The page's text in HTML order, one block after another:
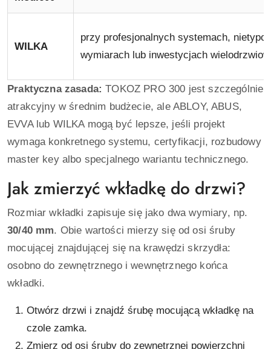
WILKA
przy profesjonalnych systemach,
wymiarach lub inwestycjach
Praktyczna zasada: TOKOZ PRO 300 jest szczególnie
atrakcyjny w średnim budżecie, ale ABLOY, ABUS,
EVVA lub WILKA mogą być lepsze, jeśli projekt
wymaga konkretnego systemu, certyfikacji, rozbudowy
master key albo specjalnego wariantu technicznego.
Jak zmierzyć wkładkę do drzwi?
Rozmiar wkładki zapisuje się jako dwa wymiary, np.
30/40 mm. Obie wartości mierzy się od osi śruby
mocującej znajdującej się na krawędzi skrzydła:
osobno do zewnętrznego i wewnętrznego końca
wkładki.
Otwórz drzwi i znajdź śrubę mocującą wkładkę na
czole zamka.
Zmierz od osi śruby do zewnętrznej powierzchni